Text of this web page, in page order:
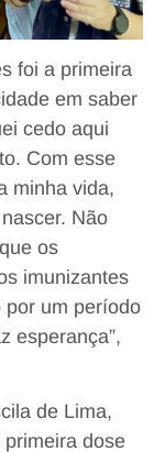
foi a primeira
em saber
cedo aqui
Com esse
minha vida,
Não
os
imunizantes
por um período
esperança”,
de Lima,
dose